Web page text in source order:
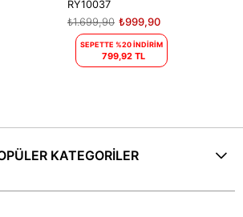
RY10037
₺999,90
₺1.699,90
SEPETTE %20 İNDİRİM
799,92 TL
KATEGORİLER